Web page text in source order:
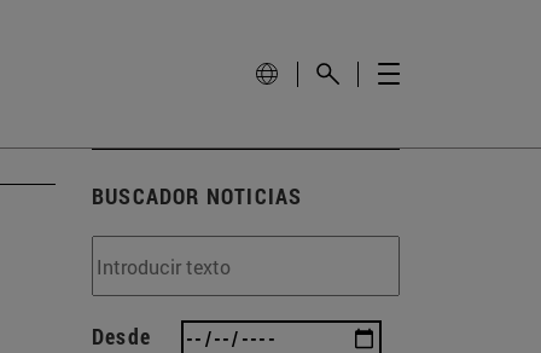
BUSCADOR NOTICIAS
Desde